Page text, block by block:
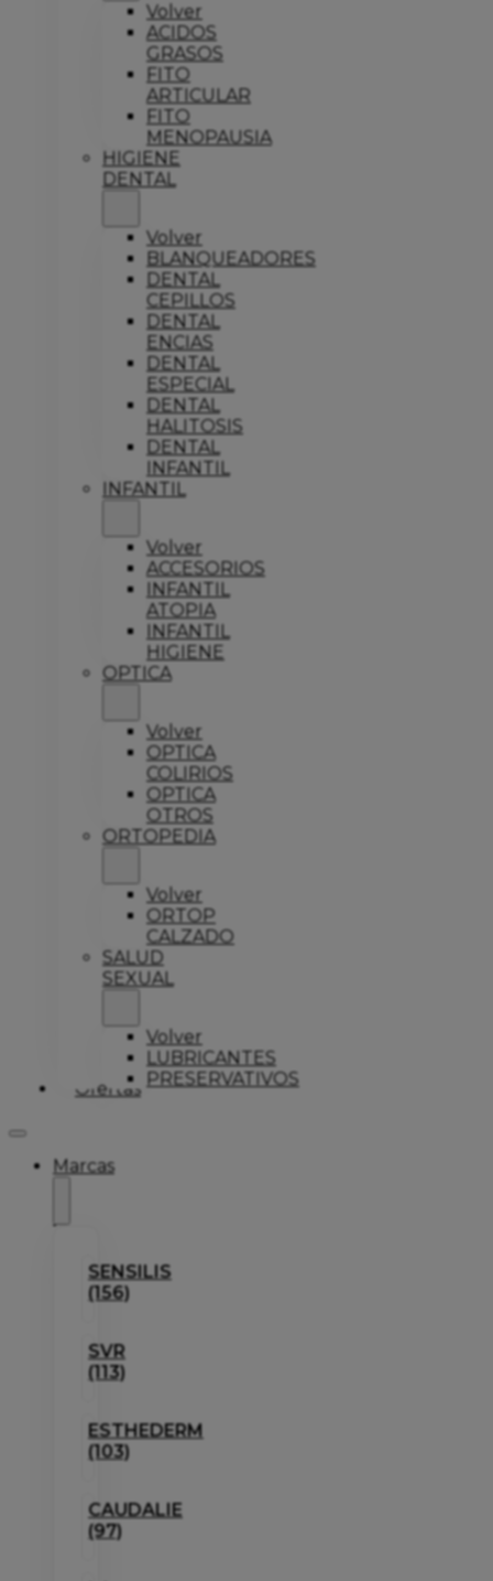
Volver
ACIDOS
GRASOS
FITO
ARTICULAR
FITO
MENOPAUSIA
HIGIENE
DENTAL
Volver
BLANQUEADORES
DENTAL
CEPILLOS
DENTAL
ENCIAS
DENTAL
ESPECIAL
DENTAL
HALITOSIS
DENTAL
INFANTIL
INFANTIL
Volver
ACCESORIOS
INFANTIL
ATOPIA
INFANTIL
HIGIENE
OPTICA
Volver
OPTICA
COLIRIOS
OPTICA
OTROS
ORTOPEDIA
Volver
ORTOP
CALZADO
SALUD
SEXUAL
Volver
LUBRICANTES
PRESERVATIVOS
Ofertas
Marcas
SENSILIS
(156)
SVR
(113)
ESTHEDERM
(103)
CAUDALIE
(97)